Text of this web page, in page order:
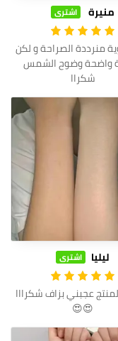
منيرة اشترى
منرددة الصراحة و لكن
واضحة وضوح الشمس
شكراا
ليليا اشترى
عجبني بزاف شكرااا
😍😍